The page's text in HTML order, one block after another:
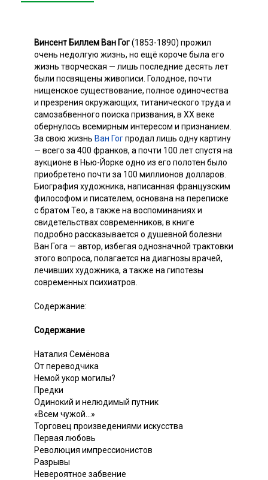
Винсент Биллем Ван Гог(1853-1890) прожил
очень недолгую жизнь, но ещё короче была его
жизнь творческая — лишь последние десять лет
были посвящены живописи. Голодное, почти
нищенское существование, полное одиночества
и презрения окружающих, титанического труда и
самозабвенного поиска призвания, в XX веке
обернулось всемирным интересом и признанием.
За свою жизнь Ван Гогпродал лишь одну картину
— всего за 400 франков, а почти 100 лет спустя на
аукционе в Нью-Йорке одно из его полотен было
приобретено почти за 100 миллионов долларов.
Биография художника, написанная французским
философом и писателем, основана на переписке
с братом Тео, а также на воспоминаниях и
свидетельствах современников; в книге
подробно рассказывается о душевной болезни
Ван Гога — автор, избегая однозначной трактовки
этого вопроса, полагается на диагнозы врачей,
лечивших художника, а также на гипотезы
современных психиатров.
Содержание:
Содержание
Наталия Семёнова
От переводчика
Немой укор могилы?
Предки
Одинокий и нелюдимый путник
«Всем чужой...»
Торговец произведениями искусства
Первая любовь
Революция импрессионистов
Разрывы
Невероятное забвение